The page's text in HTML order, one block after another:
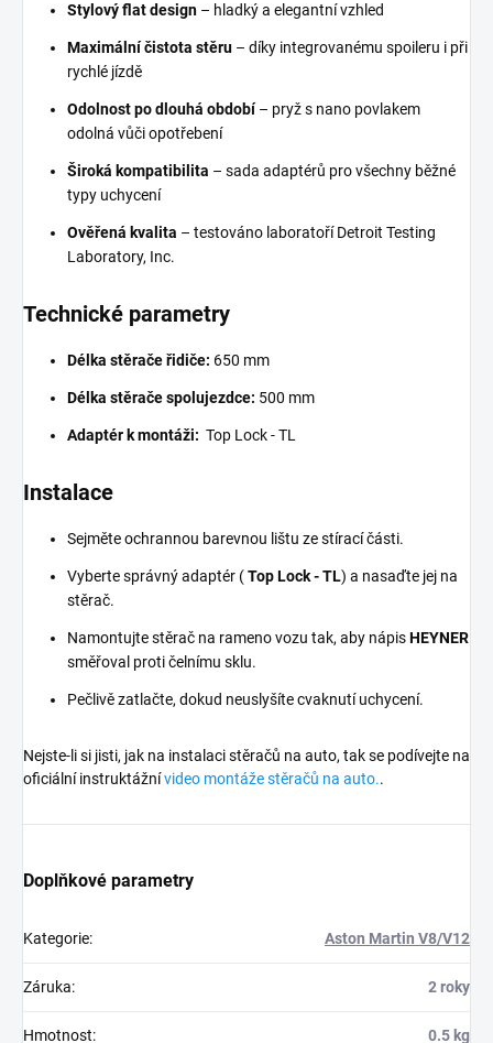
Stylový flat design – hladký a elegantní vzhled
Maximální čistota stěru – díky integrovanému spoileru i při
rychlé jízdě
Odolnost po dlouhá období– pryž s nano povlakem
odolná vůči opotřebení
Široká kompatibilita – sada adaptérů pro všechny běžné
typy uchycení
Ověřená kvalita – testováno laboratoří Detroit Testing
Laboratory, Inc.
Technické parametry
Délka stěrače řidiče: 650 mm
Délka stěrače spolujezdce: 500 mm
Adaptér k montáži: Top Lock - TL
Instalace
Sejměte ochrannou barevnou lištu ze stírací části.
Vyberte správný adaptér (Top Lock - TL) a nasaďte jej na
stěrač.
Namontujte stěrač na rameno vozu tak, aby nápisHEYNER
směřoval proti čelnímu sklu.
Pečlivě zatlačte, dokud neuslyšíte cvaknutí uchycení.
Nejste-li si jisti, jak na instalaci stěračů na auto, tak se podívejte na
oficiální instruktážnívideo montáže stěračů na auto..
Doplňkové parametry
Kategorie: Aston Martin V8/V12
Záruka: 2 roky
Hmotnost: 0.5 kg